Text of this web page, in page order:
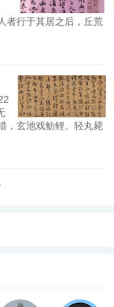
者行于其居之后，丘荒
，玄池戏鲂鲤。轻丸毙